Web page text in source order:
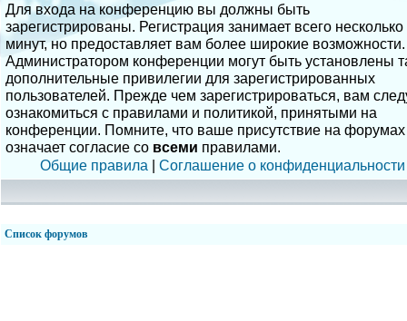
Для входа на конференцию вы должны быть
зарегистрированы. Регистрация занимает всего несколько
минут, но предоставляет вам более широкие возможности.
Администратором конференции могут быть установлены
дополнительные привилегии для зарегистрированных
пользователей. Прежде чем зарегистрироваться, вам
ознакомиться с правилами и политикой, принятыми на
конференции. Помните, что ваше присутствие на форумах
означает согласие со всеми правилами.
Общие правила | Соглашение о конфиденциальности
Список форумов